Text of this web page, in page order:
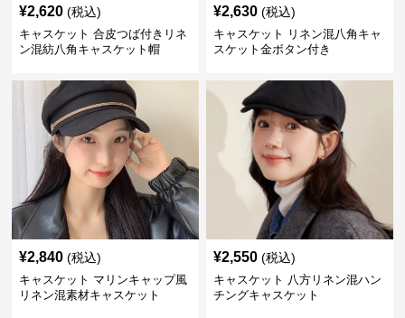
¥2,620 (税込)
キャスケット 合皮つば付きリネ
ン混紡八角キャスケット帽
¥2,630 (税込)
キャスケット リネン混八角キャ
スケット金ボタン付き
¥2,840 (税込)
キャスケット マリンキャップ風
リネン混素材キャスケット
¥2,550 (税込)
キャスケット 八方リネン混ハン
チングキャスケット